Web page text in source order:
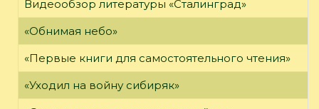
Видеообзор литературы «Сталинград»
«Обнимая небо»
«Первые книги для самостоятельного чтения»
«Уходил на войну сибиряк»